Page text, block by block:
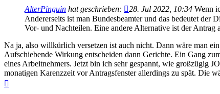
AlterPinguin hat geschrieben: 28. Jul 2022, 10:34 Wenn
Andererseits ist man Bundesbeamter und das bedeutet der
Vor- und Nachteilen. Eine andere Alternative ist der Antrag
Na ja, also willkürlich versetzen ist auch nicht. Dann wäre man
Aufschiebende Wirkung entscheiden dann Gerichte. Ein Gang
eines Arbeitnehmers. Jetzt bin ich sehr gespannt, wie großzügig
monatigen Karenzzeit vor Antragsfenster allerdings zu spät. Die